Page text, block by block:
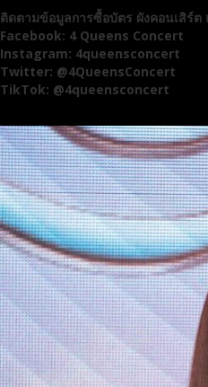
ติดตามข้อมูลการซื้อบัตร ผังคอนเสิร์ต
Facebook: 4 Queens Concert
Instagram: 4queensconcert
Twitter: @4QueensConcert
TikTok: @4queensconcert